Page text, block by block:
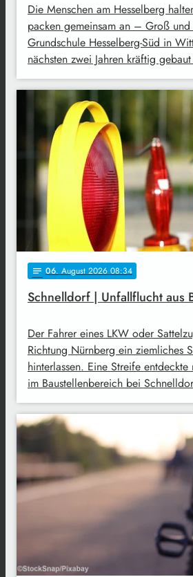
Die Menschen am Hesselberg
packen gemeinsam an – Groß
Grundschule Hesselberg-Süd in
nächsten zwei Jahren kräftig
notes 06. August 2026 08:34
Schnelldorf | Unfallflucht aus
Der Fahrer eines LKW oder
Richtung Nürnberg ein ziemliches
hinterlassen. Eine Streife
im Baustellenbereich bei